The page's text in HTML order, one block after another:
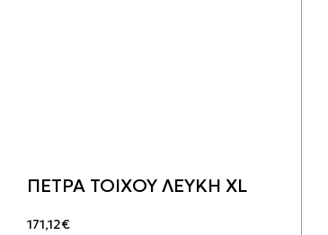
ΠΕΤΡΑ ΤΟΙΧΟΥ ΛΕΥΚΗ XL
171,12€